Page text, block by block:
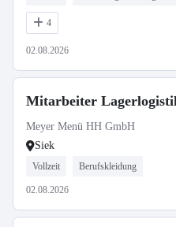
4
02.08.2026
Mitarbeiter
Meyer Menü HH GmbH
Siek
Vollzeit Berufskleidung
02.08.2026